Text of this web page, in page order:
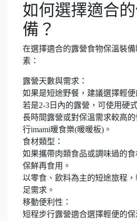
如何選擇適合
備？
在選擇適合的露營食物保溫裝
素：
露營天數與需求：
如果是短途野餐，建議選擇輕便
若是2-3日內的露營，可使用硬
長時間露營或對保溫需求較高
行imami暖食樂(暖暖板)。
食材類型：
如果攜帶肉類食品或調味過的
保鮮再食用。
以零食、飲料為主的短途旅程
足需求。
移動便利性：
短程步行露營適合選擇輕便的保